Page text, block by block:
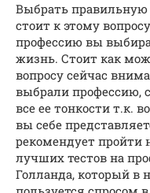
Выбрать
стоит к этому
профессию вы
жизнь. Стоит как
вопросу сейчас
выбрали профессию,
все ее тонкости т.к.
вы себе
рекомендует пройти
лучших тестов на
Голланда, который в